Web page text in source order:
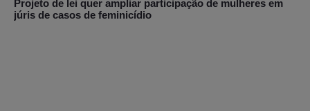
Projeto de lei quer ampliar participação de mulheres em
júris de casos de feminicídio